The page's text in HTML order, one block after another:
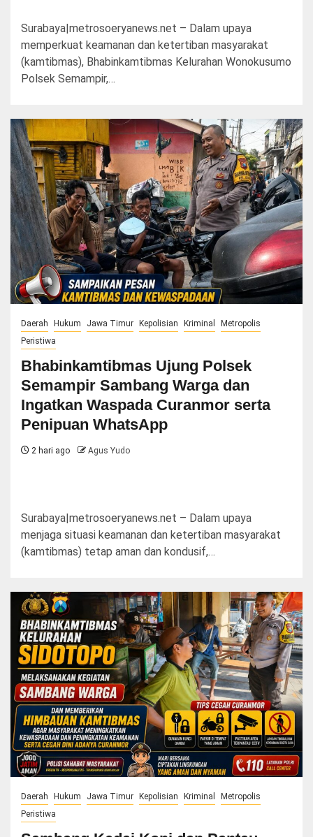
Surabaya|metrosoeryanews.net – Dalam upaya
memperkuat keamanan dan ketertiban masyarakat
(kamtibmas), Bhabinkamtibmas Kelurahan Wonokusumo
Polsek Semampir,…
Daerah Hukum Jawa Timur Kepolisian Kriminal
Metropolis
Peristiwa
Bhabinkamtibmas Ujung Polsek
Semampir Sambang Warga dan
Ingatkan Waspada Curanmor serta
Penipuan WhatsApp
2 hari ago Agus Yudo
Surabaya|metrosoeryanews.net – Dalam upaya
menjaga situasi keamanan dan ketertiban masyarakat
(kamtibmas) tetap aman dan kondusif,…
Daerah Hukum Jawa Timur Kepolisian Kriminal
Metropolis
Peristiwa